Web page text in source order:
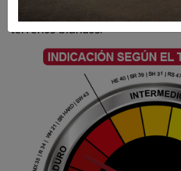
terrenos blandos.